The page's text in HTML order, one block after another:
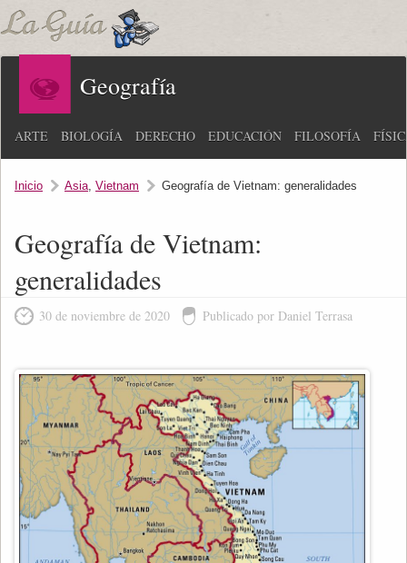
Geografía
ARTE BIOLOGÍA DERECHO EDUCACIÓN FILOSOFÍA
Inicio Asia, Vietnam Geografía de Vietnam: generalidades
Geografía de Vietnam:
generalidades
30 de noviembre de 2020 Publicado por Daniel Terrasa